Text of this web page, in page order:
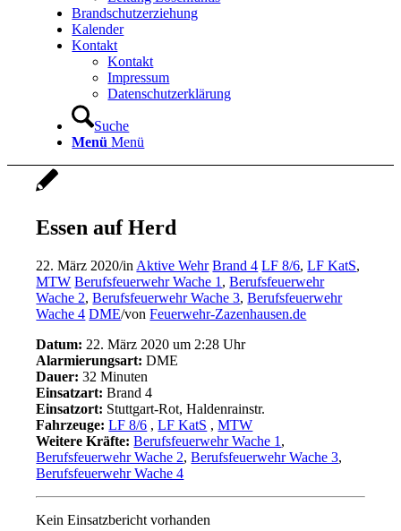
Brandschutzerziehung
Kalender
Kontakt
Kontakt
Impressum
Datenschutzerklärung
Suche
Menü Menü
Essen auf Herd
22. März 2020/in Aktive Wehr Brand 4 LF 8/6,LF KatS,
MTW Berufsfeuerwehr Wache 1 ,Berufsfeuerwehr
Wache 2,Berufsfeuerwehr Wache 3,Berufsfeuerwehr
Wache 4 DME/vonFeuerwehr-Zazenhausen.de
Datum: 22. März 2020 um 2:28 Uhr
Alarmierungsart: DME
Dauer: 32 Minuten
Einsatzart: Brand 4
Einsatzort: Stuttgart-Rot, Haldenrainstr.
Fahrzeuge: LF 8/6 ,LF KatS ,MTW
Weitere Kräfte: Berufsfeuerwehr Wache 1 ,
Berufsfeuerwehr Wache 2,Berufsfeuerwehr Wache 3,
Berufsfeuerwehr Wache 4
Kein Einsatzbericht vorhanden